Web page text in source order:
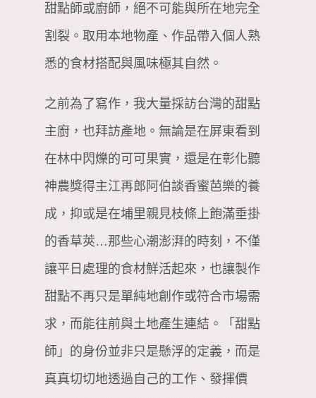
甜點師或廚師，絕不可能與所在地完全
割裂。取用本地物產、作品帶入個人熟
悉的食材搭配與風味極其自然。
之前為了寫作，我大量採訪台灣的甜點
主廚，也拜訪產地。無論是在屏東看到
在林中閃爍的可可果實，還是在彰化聽
神農獎得主江再郎阿伯談香蜜芭樂的養
成，抑或是在埔里親見枝條上飽滿垂掛
的香草莢…那些心潮澎湃的時刻，不僅
讓平日處理的食材鮮活起來，也讓製作
甜點不再只是單純地創作或符合市場需
求，而能往前與土地產生連結。「甜點
師」的身份並非只是懸浮的定義，而是
真真切切地透過自己的工作、發揮價